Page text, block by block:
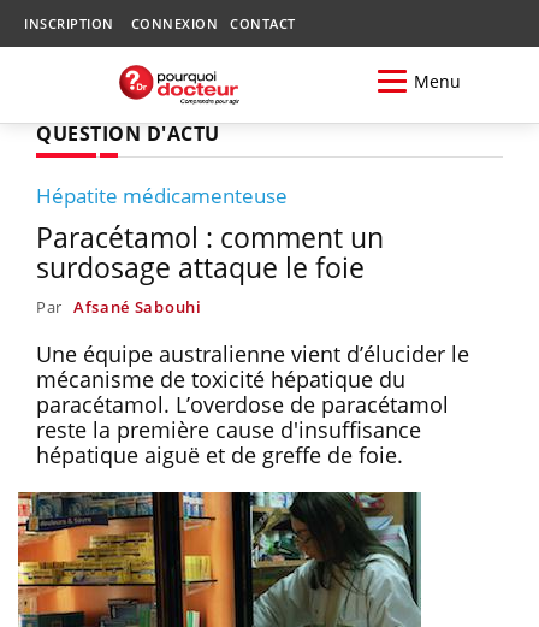
INSCRIPTION CONNEXION CONTACT
Menu
QUESTION D'ACTU
Hépatite médicamenteuse
Paracétamol : comment un
surdosage attaque le foie
Par Afsané Sabouhi
Une équipe australienne vient d’élucider le
mécanisme de toxicité hépatique du
paracétamol. L’overdose de paracétamol
reste la première cause d'insuffisance
hépatique aiguë et de greffe de foie.